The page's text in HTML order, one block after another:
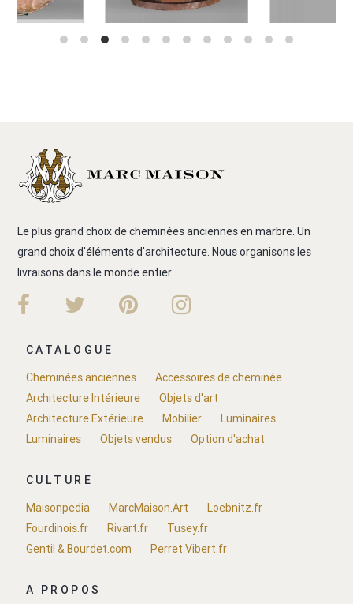
Le plus grand choix de cheminées anciennes en marbre. Un
grand choix d'éléments d'architecture. Nous organisons les
livraisons dans le monde entier.
CATALOGUE
Cheminées anciennes
Accessoires de cheminée
Architecture Intérieure
Objets d'art
Architecture Extérieure
Mobilier
Luminaires
Luminaires
Objets vendus Option d'achat
CULTURE
Maisonpedia
MarcMaison.Art
Loebnitz.fr
Fourdinois.fr
Rivart.fr
Tusey.fr
Gentil & Bourdet.com
Perret Vibert.fr
A PROPOS